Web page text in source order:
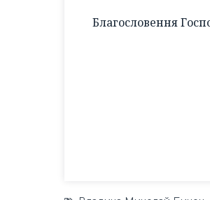
Благословення